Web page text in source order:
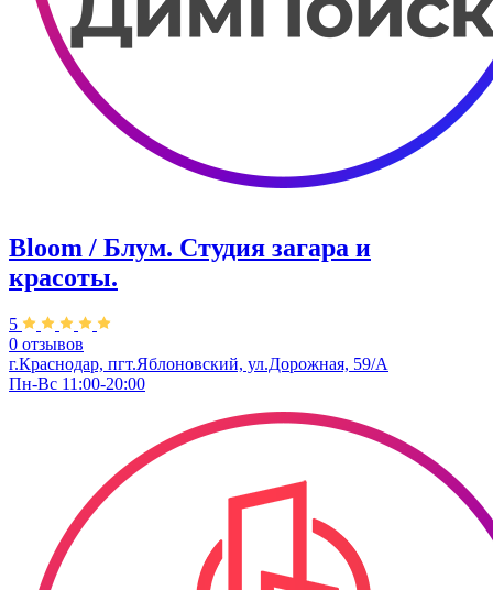
Bloom / Блум. Студия загара и
красоты.
5
0 отзывов
г.Краснодар, пгт.Яблоновский, ул.Дорожная, 59/А
Пн-Вс 11:00-20:00